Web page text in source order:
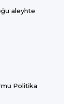
aleyhte
Politika